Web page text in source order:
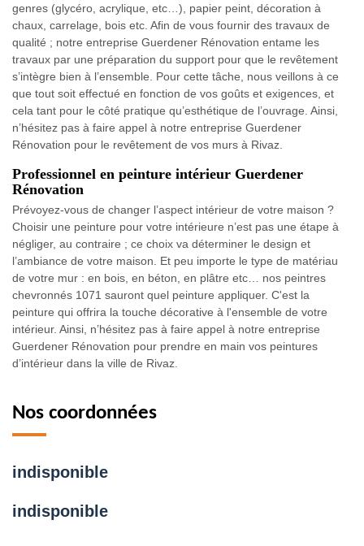
genres (glycéro, acrylique, etc…), papier peint, décoration à
chaux, carrelage, bois etc. Afin de vous fournir des travaux de
qualité ; notre entreprise Guerdener Rénovation entame les
travaux par une préparation du support pour que le revêtement
s’intègre bien à l’ensemble. Pour cette tâche, nous veillons à ce
que tout soit effectué en fonction de vos goûts et exigences, et
cela tant pour le côté pratique qu’esthétique de l’ouvrage. Ainsi,
n’hésitez pas à faire appel à notre entreprise Guerdener
Rénovation pour le revêtement de vos murs à Rivaz.
Professionnel en peinture intérieur Guerdener
Rénovation
Prévoyez-vous de changer l’aspect intérieur de votre maison ?
Choisir une peinture pour votre intérieure n’est pas une étape à
négliger, au contraire ; ce choix va déterminer le design et
l’ambiance de votre maison. Et peu importe le type de matériau
de votre mur : en bois, en béton, en plâtre etc… nos peintres
chevronnés 1071 sauront quel peinture appliquer. C'est la
peinture qui offrira la touche décorative à l'ensemble de votre
intérieur. Ainsi, n’hésitez pas à faire appel à notre entreprise
Guerdener Rénovation pour prendre en main vos peintures
d’intérieur dans la ville de Rivaz.
Nos coordonnées
indisponible
indisponible